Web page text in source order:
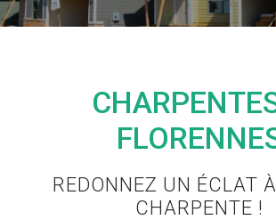
REDONNEZ UN ÉCLAT
CHARPENTE !